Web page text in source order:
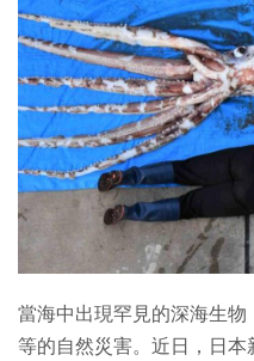
當海中出現罕見的深海生
等的自然災害。近日，日